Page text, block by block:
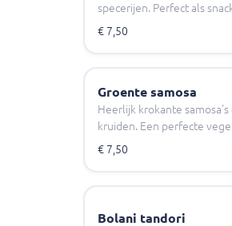
specerijen. Perfect als
€ 7,50
Groente samosa
Heerlijk krokante
kruiden. Een perfecte
€ 7,50
Bolani tandori